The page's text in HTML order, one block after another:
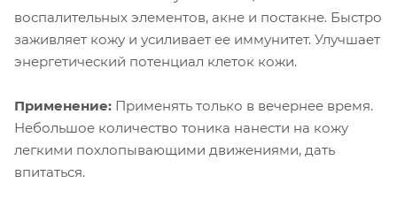
воспалительных элементов, акне и постакне. Быстро
заживляет кожу и усиливает ее иммунитет. Улучшает
энергетический потенциал клеток кожи.
Применение: Применять только в вечернее время.
Небольшое количество тоника нанести на кожу
легкими похлопывающими движениями, дать
впитаться.